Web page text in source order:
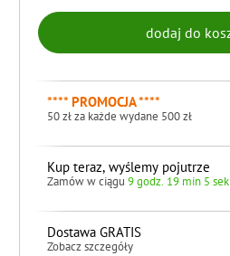
**** PROMOCJA ****
50 zł za każde wydane 500 zł
Kup teraz, wyślemy pojutrze
Zamów w ciągu9 godz. 19 min 4 sek
Dostawa GRATIS
Zobacz szczegóły